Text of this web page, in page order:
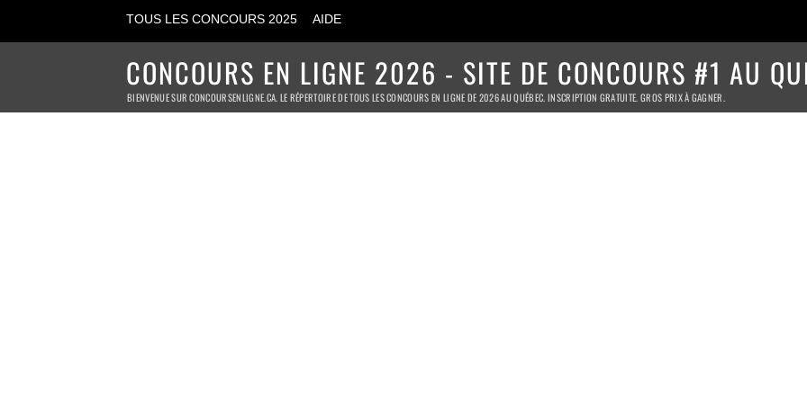
TOUS LES CONCOURS 2025 AIDE
CONCOURS EN LIGNE 2026 - SITE DE CONCOURS #1 AU
BIENVENUE SUR CONCOURSENLIGNE.CA. LE RÉPERTOIRE DE TOUS LES CONCOURS EN LIGNE DE 2026 AU QUÉBEC. INSCRIPTION GRATUITE. GROS PRIX À GAGNER.